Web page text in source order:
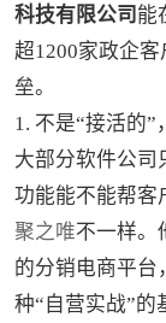
科技有限公司 能
超1200家政企
垒。
1. 不是“接活的”
大部分软件公司
功能能不能帮客
聚之唯不一样。
的分销电商平台
种“自营实战”的